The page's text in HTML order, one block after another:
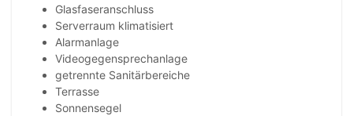
Glasfaseranschluss
Serverraum klimatisiert
Alarmanlage
Videogegensprechanlage
getrennte Sanitärbereiche
Terrasse
Sonnensegel